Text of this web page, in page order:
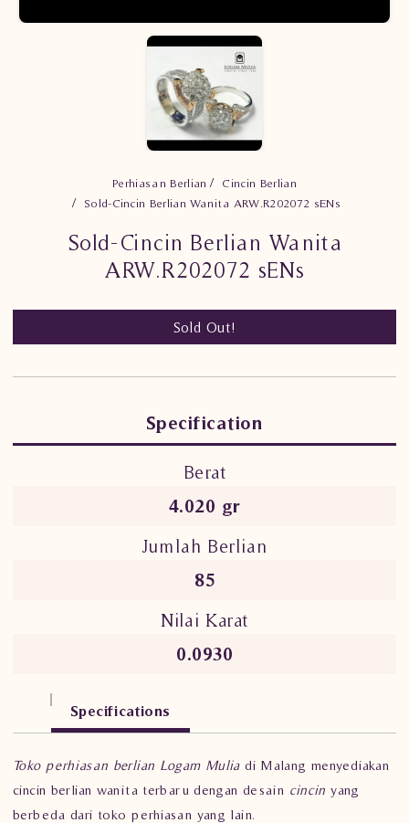
Perhiasan Berlian
Cincin Berlian
Sold-Cincin Berlian Wanita ARW.R202072 sENs
Sold-Cincin Berlian Wanita
ARW.R202072 sENs
Sold Out!
Specification
Berat
4.020 gr
Jumlah Berlian
85
Nilai Karat
0.0930
Specifications
Toko perhiasan berlian Logam Muliadi Malang menyediakan
cincin berlian wanita terbaru dengan desain cincin yang
berbeda dari toko perhiasan yang lain.